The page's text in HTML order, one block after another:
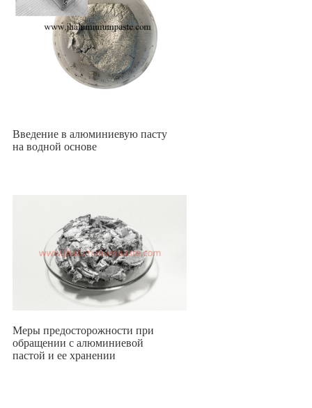
Введение в алюминиевую пасту
на водной основе
Меры предосторожности при
обращении с алюминиевой
пастой и ее хранении